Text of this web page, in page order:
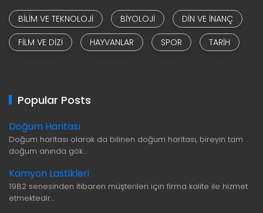
BILIM VE TEKNOLOJI BIYOLOJI
DIN VE INANÇ
FILM VE DIZI
HAYVANLAR SPOR TARIH
Popular Posts
Doğum Haritası
Doğum haritası olarak da bilinen doğum haritası, bireyin tam
doğum anında gök…
Kamyon Lastikleri
1982 senesinden itibaren müşterileri için firma kalite ile hizmet
etmektedir…